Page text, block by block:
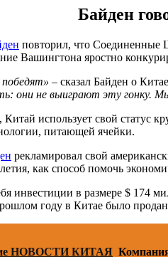
Байден
повторил, что Соединенные
Вашингтона яростно
– сказал Байден о
они не выиграют эту гонку.
использует свой статус
питающей ячейки.
рекламировал свой
как способ помочь
инвестиции в размере $ 174
году в Китае было
НОВОСТИ КИТАЯ